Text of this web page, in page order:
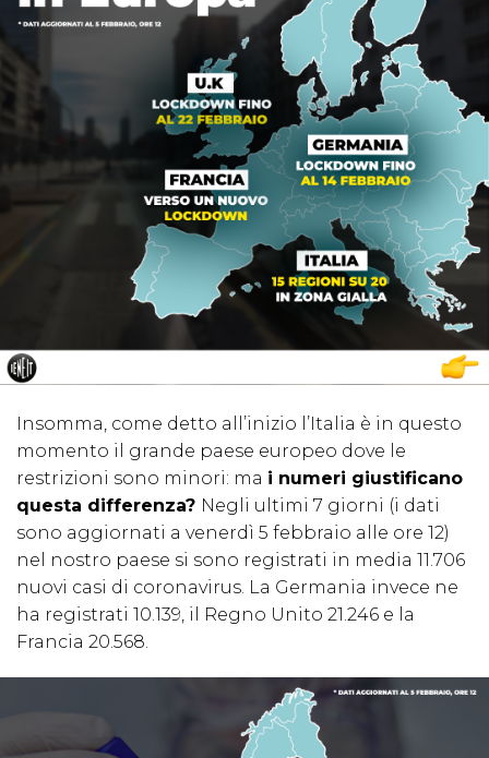
Insomma, come detto all’inizio l’Italia è in questo
momento il grande paese europeo dove le
restrizioni sono minori: ma i numeri giustificano
questa differenza? Negli ultimi 7 giorni (i dati
sono aggiornati a venerdì 5 febbraio alle ore 12)
nel nostro paese si sono registrati in media 11.706
nuovi casi di coronavirus. La Germania invece ne
ha registrati 10.139, il Regno Unito 21.246 e la
Francia 20.568.